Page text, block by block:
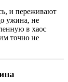
и переживают
ужина, не
в хаос
точно не